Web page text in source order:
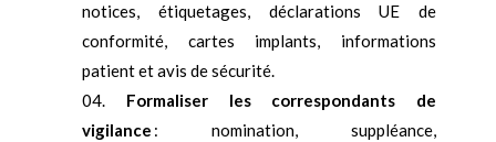
notices, étiquetages, déclarations UE de
conformité, cartes implants, informations
patient et avis de sécurité.
Formaliser les correspondants de
vigilance : nomination, suppléance,